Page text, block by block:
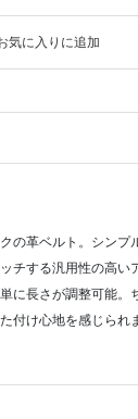
気に入りに追加
の革ベルト。シンプ
チする汎用性の高い
に長さが調整可能。
付け心地を感じられ